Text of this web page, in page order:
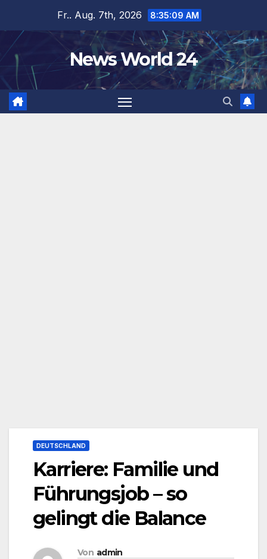
springen
Fr.. Aug. 7th, 2026 8:35:09 AM
News World 24
DEUTSCHLAND
Karriere: Familie und
Führungsjob – so
gelingt die Balance
Von admin